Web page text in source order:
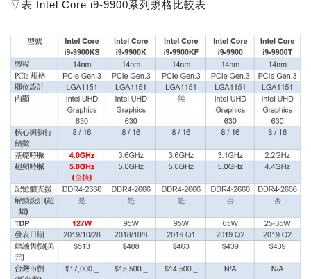
▽表 Intel Core i9-9900系列規格比較表